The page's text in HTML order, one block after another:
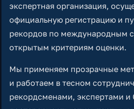
экспертная организация,
официальную регистрацию и
рекордов по международным
открытым критериям оценки.
Мы применяем прозрачные
и работаем в тесном
рекордсменами, экспертами